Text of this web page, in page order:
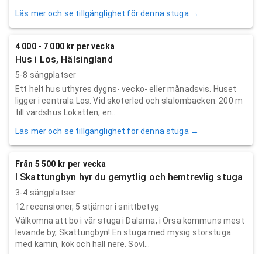
Läs mer och se tillgänglighet för denna stuga →
4 000 - 7 000 kr per vecka
Hus i Los, Hälsingland
5-8 sängplatser
Ett helt hus uthyres dygns- vecko- eller månadsvis. Huset
ligger i centrala Los. Vid skoterled och slalombacken. 200 m
till värdshus Lokatten, en...
Läs mer och se tillgänglighet för denna stuga →
Från 5 500 kr per vecka
I Skattungbyn hyr du gemytlig och hemtrevlig stuga
3-4 sängplatser
12 recensioner, 5 stjärnor i snittbetyg
Välkomna att bo i vår stuga i Dalarna, i Orsa kommuns mest
levande by, Skattungbyn! En stuga med mysig storstuga
med kamin, kök och hall nere. Sovl...